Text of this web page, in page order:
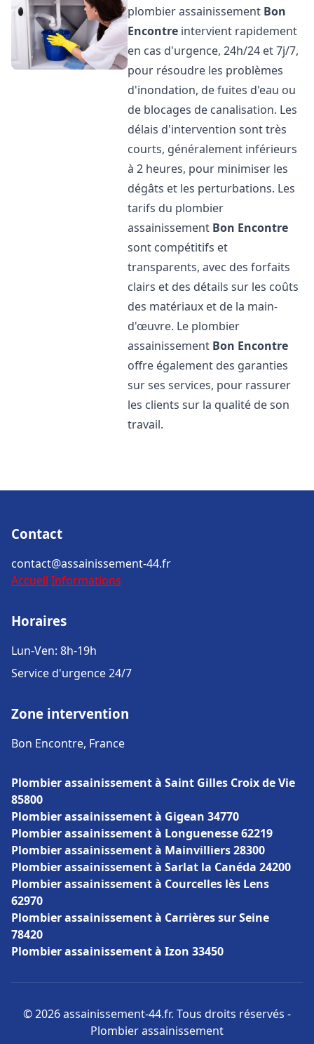
plombier assainissement Bon
Encontre intervient rapidement
en cas d'urgence, 24h/24 et 7j/7,
pour résoudre les problèmes
d'inondation, de fuites d'eau ou
de blocages de canalisation. Les
délais d'intervention sont très
courts, généralement inférieurs
à 2 heures, pour minimiser les
dégâts et les perturbations. Les
tarifs du plombier
assainissement Bon Encontre
sont compétitifs et
transparents, avec des forfaits
clairs et des détails sur les coûts
des matériaux et de la main-
d'œuvre. Le plombier
assainissement Bon Encontre
offre également des garanties
sur ses services, pour rassurer
les clients sur la qualité de son
travail.
Contact
contact@assainissement-44.fr
Accueil Informations
Horaires
Lun-Ven: 8h-19h
Service d'urgence 24/7
Zone intervention
Bon Encontre, France
Plombier assainissement à Saint Gilles Croix de Vie
85800
Plombier assainissement à Gigean 34770
Plombier assainissement à Longuenesse 62219
Plombier assainissement à Mainvilliers 28300
Plombier assainissement à Sarlat la Canéda 24200
Plombier assainissement à Courcelles lès Lens
62970
Plombier assainissement à Carrières sur Seine
78420
Plombier assainissement à Izon 33450
© 2026 assainissement-44.fr. Tous droits réservés -
Plombier assainissement